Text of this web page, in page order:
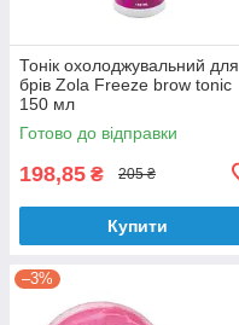
Тонік охолоджувальний для
брів Zola Freeze brow tonic
150 мл
Готово до відправки
198,85 ₴ 205 ₴
Купити
–3%